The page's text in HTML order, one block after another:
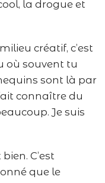
la drogue et
créatif, c’est
où souvent tu
sont là par
connaître du
Je suis
C’est
que le